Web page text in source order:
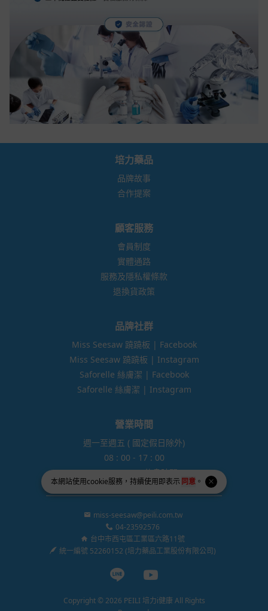
本網站使用cookie服務，持續使用即表示 同意 。
培力藥品
品牌故事
合作提案
顧客服務
會員制度
實體通路
服務及隱私權條款
退換貨政策
品牌社群
Miss Seesaw 蹺蹺板 | Facebook
Miss Seesaw 蹺蹺板 | Instagram
Saforelle 絲膚潔 | Facebook
Saforelle 絲膚潔 | Instagram
營業時間
週一至週五 ( 國定假日除外)
08 : 00 - 17 : 00
12:00 - 13:00 休息時間
miss-seesaw@peili.com.tw
04-23592576
台中市西屯區工業區六路11號
統一編號 52260152 (培力藥品工業股份有限公司)
Line pageYoutube page
Copyright © 2026 PEILI 培力i健康 All Rights